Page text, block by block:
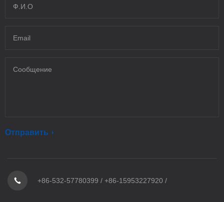
Отправить
+86-532-57780399 / +86-15953227920 /